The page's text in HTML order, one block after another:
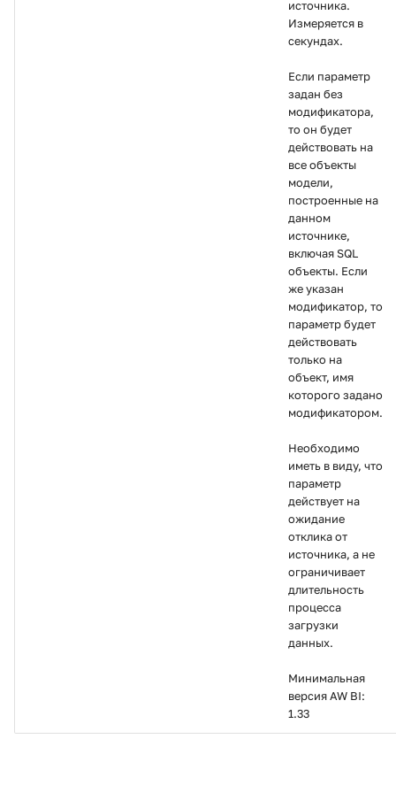
Документация
Запросы к web-
источника.
Измеряется в
секундах.
Если параметр
задан без
модификатора,
то он будет
действовать на
все объекты
модели,
построенные на
данном
источнике,
включая SQL
объекты. Если
же указан
модификатор, то
параметр будет
действовать
только на
объект, имя
которого задано
модификатором.
Необходимо
иметь в виду, что
параметр
действует на
ожидание
отклика от
источника, а не
ограничивает
длительность
процесса
загрузки
данных.
Минимальная
версия AW BI:
1.33